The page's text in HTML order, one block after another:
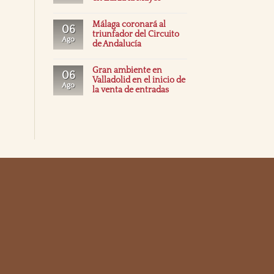
06
Ago
Málaga coronará al
triunfador del Circuito
de Andalucía
06
Ago
Gran ambiente en
Valladolid en el inicio de
la venta de entradas